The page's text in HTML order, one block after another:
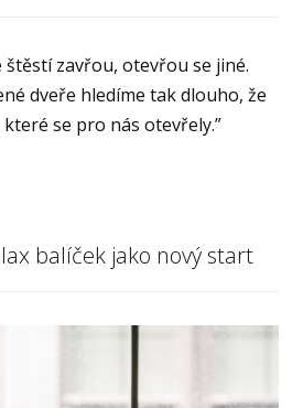
štěstí zavřou, otevřou se jiné.
dveře hledíme tak dlouho, že
se pro nás otevřely.”
balíček jako nový start